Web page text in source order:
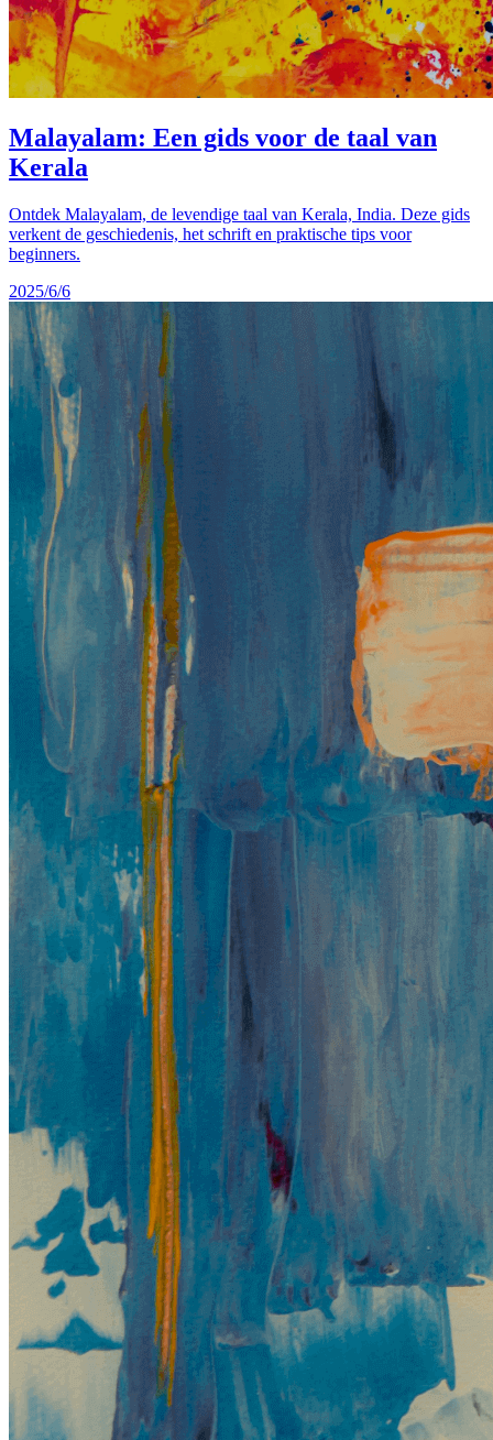
Malayalam: Een gids voor de taal van
Kerala
Ontdek Malayalam, de levendige taal van Kerala, India. Deze gids
verkent de geschiedenis, het schrift en praktische tips voor
beginners.
2025/6/6